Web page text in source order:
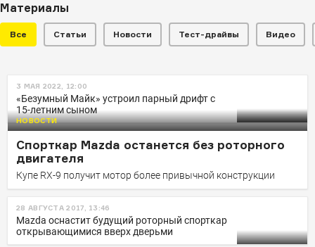
Материалы
Все Статьи Новости Тест-драйвы Видео
Mazda показала уникальный
роторный кабриолет RX-8
Модель так и не превратилась в серийный автомобиль
3 МАЯ 2022, 12:00
«Безумный Майк» устроил парный дрифт с
15-летним сыном
НОВОСТИ
Спорткар Mazda останется без роторного
двигателя
Купе RX-9 получит мотор более привычной конструкции
28 АВГУСТА 2017, 13:46
Mazda оснастит будущий роторный спорткар
открывающимися вверх дверьми